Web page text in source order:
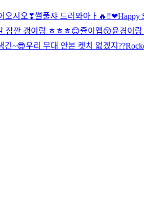
오시오❣썰풀쟈 드러와아ㅏ🔥‼️❤Happy
잠깐 갱이랑 ㅎㅎㅎ😊쥴이앱😚윤경이
긴~😎우리 무대 안본 켓치 없겠지??